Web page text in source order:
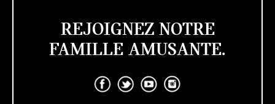
REJOIGNEZ NOTRE
FAMILLE AMUSANTE.